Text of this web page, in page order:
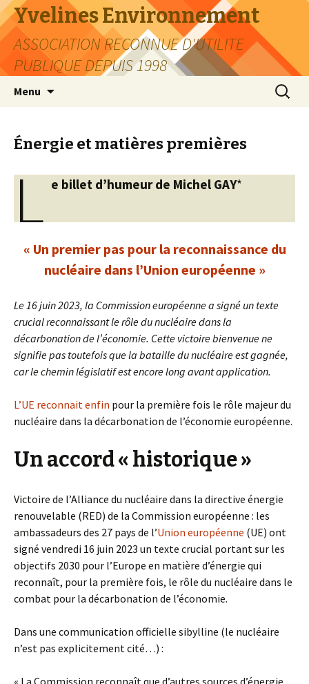
Yvelines Environnement
ASSOCIATION RECONNUE D'UTILITE
PUBLIQUE DEPUIS 1998
Menu
Énergie et matières premières
L e billet d’humeur de Michel GAY*
« Un premier pas pour la reconnaissance du
nucléaire dans l’Union européenne »
Le 16 juin 2023, la Commission européenne a signé un texte
crucial reconnaissant le rôle du nucléaire dans la
décarbonation de l’économie. Cette victoire bienvenue ne
signifie pas toutefois que la bataille du nucléaire est gagnée,
car le chemin législatif est encore long avant application.
L’UE reconnait enfin pour la première fois le rôle majeur du
nucléaire dans la décarbonation de l’économie européenne.
Un accord « historique »
Victoire de l’Alliance du nucléaire dans la directive énergie
renouvelable (RED) de la Commission européenne : les
ambassadeurs des 27 pays de l’Union européenne (UE) ont
signé vendredi 16 juin 2023 un texte crucial portant sur les
objectifs 2030 pour l’Europe en matière d’énergie qui
reconnaît, pour la première fois, le rôle du nucléaire dans le
combat pour la décarbonation de l’économie.
Dans une communication officielle sibylline (le nucléaire
n’est pas explicitement cité…) :
« La Commission reconnaît que d’autres sources d’énergie